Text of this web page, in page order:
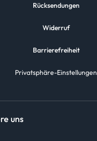
Rücksendungen
Widerruf
Barrierefreiheit
Privatsphäre-Einstellungen
uns